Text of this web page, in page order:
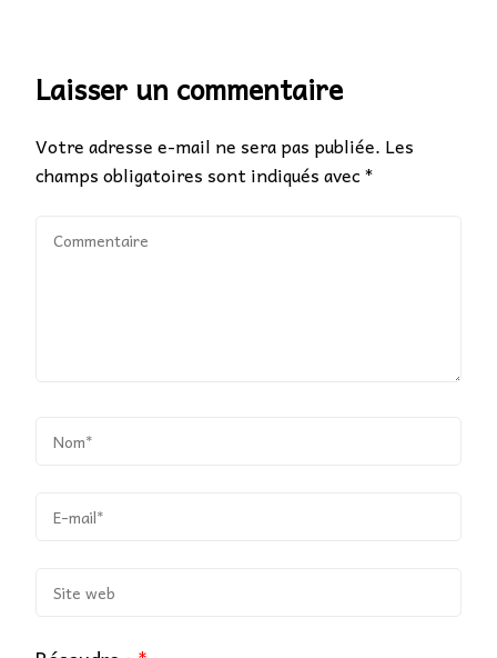
Laisser un commentaire
Votre adresse e-mail ne sera pas publiée. Les
champs obligatoires sont indiqués avec*